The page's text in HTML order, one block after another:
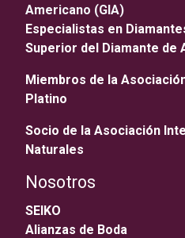
Americano (GIA)
Especialistas en
Superior del Diamante de
Miembros de la
Platino
Socio de la Asociación
Naturales
Nosotros
SEIKO
Alianzas de Boda